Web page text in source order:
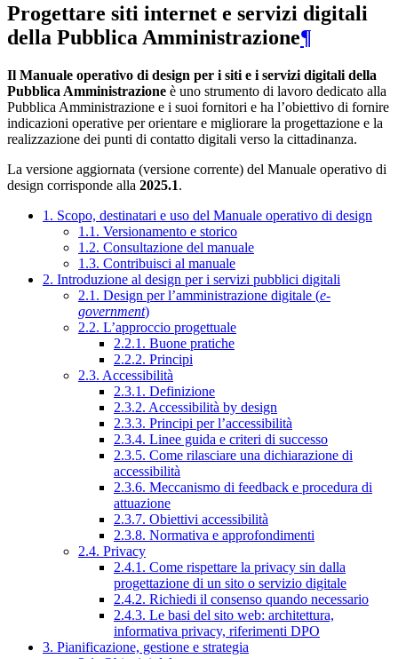
Progettare siti internet e servizi digitali
della Pubblica Amministrazione¶
Il Manuale operativo di design per i siti e i servizi digitali della
Pubblica Amministrazione è uno strumento di lavoro dedicato alla
Pubblica Amministrazione e i suoi fornitori e ha l’obiettivo di fornire
indicazioni operative per orientare e migliorare la progettazione e la
realizzazione dei punti di contatto digitali verso la cittadinanza.
La versione aggiornata (versione corrente) del Manuale operativo di
design corrisponde alla 2025.1.
1. Scopo, destinatari e uso del Manuale operativo di design
1.1. Versionamento e storico
1.2. Consultazione del manuale
1.3. Contribuisci al manuale
2. Introduzione al design per i servizi pubblici digitali
2.1. Design per l’amministrazione digitale (e-
government)
2.2. L’approccio progettuale
2.2.1. Buone pratiche
2.2.2. Principi
2.3. Accessibilità
2.3.1. Definizione
2.3.2. Accessibilità by design
2.3.3. Principi per l’accessibilità
2.3.4. Linee guida e criteri di successo
2.3.5. Come rilasciare una dichiarazione di
accessibilità
2.3.6. Meccanismo di feedback e procedura di
attuazione
2.3.7. Obiettivi accessibilità
2.3.8. Normativa e approfondimenti
2.4. Privacy
2.4.1. Come rispettare la privacy sin dalla
progettazione di un sito o servizio digitale
2.4.2. Richiedi il consenso quando necessario
2.4.3. Le basi del sito web: architettura,
informativa privacy, riferimenti DPO
3. Pianificazione, gestione e strategia